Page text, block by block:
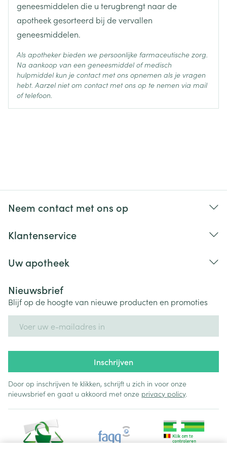
neusbloedingen, oorsuizen, zwellen van de handen,
voeten of enkels en zich vermoeid voelen.
flauwvallen, toevallen en voorbijgaand
geheugenverlies, zwelling van de ogen, rode ogen,
plotselinge vermindering of verlies van gehoor,
netelroos (jeukerige rode striemen op het
migraine, opgezet gezicht, ernstige allergische
reactie die ervoor zorgt dat het gezicht en de keel
opzwellen, ernstige huiduitslag, bepaalde
de ogen, onregelmatige hartslag, angina en plotse
vervormd, vervaagd, wazig centraal zicht of
plotseling vermindering van het gezichtsvermogen
(frequentie niet bekend).
met uw arts.
geneesmiddelen die u terugbrengt naar de
apotheek gesorteerd bij de vervallen
geneesmiddelen.
Als apotheker bieden we persoonlijke farmaceutische zorg.
Na aankoop van een geneesmiddel of medisch
hulpmiddel kun je contact met ons opnemen als je vragen
hebt. Aarzel niet om contact met ons op te nemen via mail
of telefoon.
Neem contact met ons op
Klantenservice
Uw apotheek
Nieuwsbrief
Blijf op de hoogte van nieuwe producten en promoties
Inschrijven
Door op inschrijven te klikken, schrijft u zich in voor onze
nieuwsbrief en gaat u akkoord met onze privacy policy.